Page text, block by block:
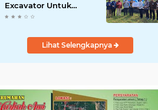
Excavator Untuk
Pelaku Usaha
Lihat Selengkapnya